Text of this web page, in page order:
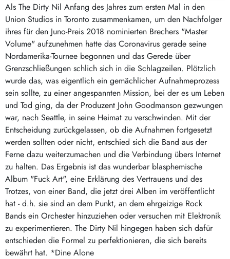
Als The Dirty Nil Anfang des Jahres zum ersten Mal in den
Union Studios in Toronto zusammenkamen, um den Nachfolger
ihres für den Juno-Preis 2018 nominierten Brechers "Master
Volume" aufzunehmen hatte das Coronavirus gerade seine
Nordamerika-Tournee begonnen und das Gerede über
Grenzschließungen schlich sich in die Schlagzeilen. Plötzlich
wurde das, was eigentlich ein gemächlicher Aufnahmeprozess
sein sollte, zu einer angespannten Mission, bei der es um Leben
und Tod ging, da der Produzent John Goodmanson gezwungen
war, nach Seattle, in seine Heimat zu verschwinden. Mit der
Entscheidung zurückgelassen, ob die Aufnahmen fortgesetzt
werden sollten oder nicht, entschied sich die Band aus der
Ferne dazu weiterzumachen und die Verbindung übers Internet
zu halten. Das Ergebnis ist das wunderbar blasphemische
Album "Fuck Art", eine Erklärung des Vertrauens und des
Trotzes, von einer Band, die jetzt drei Alben im veröffentlicht
hat - d.h. sie sind an dem Punkt, an dem ehrgeizige Rock
Bands ein Orchester hinzuziehen oder versuchen mit Elektronik
zu experimentieren. The Dirty Nil hingegen haben sich dafür
entschieden die Formel zu perfektionieren, die sich bereits
bewährt hat. *Dine Alone